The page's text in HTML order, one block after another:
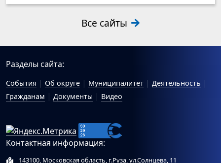
Все сайты
Разделы сайта:
События Об округе Муниципалитет
Деятельность
Гражданам
Документы Видео
Контактная информация:
143100, Московская область, г.Руза, ул.Солнцева, 11